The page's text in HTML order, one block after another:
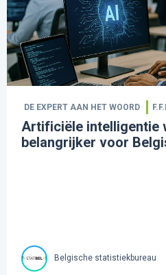
DE EXPERT AAN HET WOORD
Artificiële intelligentie
belangrijker voor
Belgische statistiekbureau